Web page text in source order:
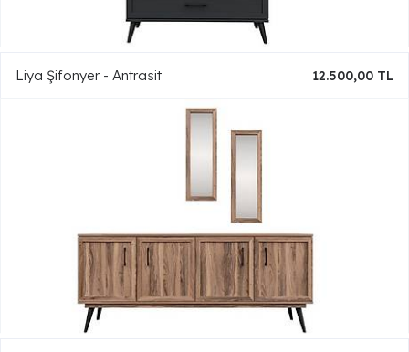
Liya Şifonyer - Antrasit 12.500,00 TL